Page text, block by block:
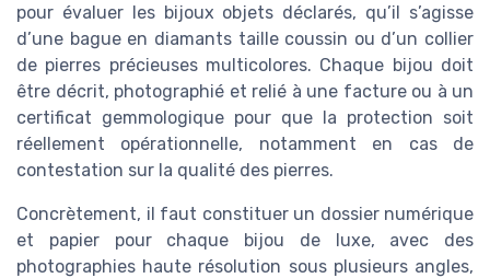
pour évaluer les bijoux objets déclarés, qu’il s’agisse
d’une bague en diamants taille coussin ou d’un collier
de pierres précieuses multicolores. Chaque bijou doit
être décrit, photographié et relié à une facture ou à un
certificat gemmologique pour que la protection soit
réellement opérationnelle, notamment en cas de
contestation sur la qualité des pierres.
Concrètement, il faut constituer un dossier numérique
et papier pour chaque bijou de luxe, avec des
photographies haute résolution sous plusieurs angles,